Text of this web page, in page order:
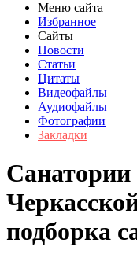
Меню сайта
Избранное
Сайты
Новости
Статьи
Цитаты
Видеофайлы
Аудиофайлы
Фотографии
Закладки
подборка